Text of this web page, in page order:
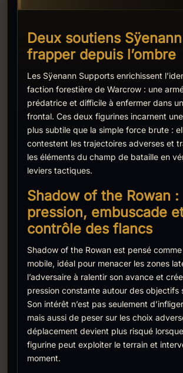
Deux soutiens
frapper depuis l’ombre
Les Sÿenann Supports enrichissent
faction forestière de Warcrow : une
prédatrice et difficile à enfermer dans
frontal. Ces deux figurines incarnent
plus subtile que la simple force brute :
contestent les trajectoires adverses et
les éléments du champ de bataille en
leviers tactiques.
Shadow of the Rowan :
pression, embuscade
contrôle des flancs
Shadow of the Rowan est pensé
mobile, idéal pour menacer les zones
l’adversaire à ralentir son avance et
pression constante autour des objectifs
Son intérêt n’est pas seulement
mais aussi de peser sur les choix
déplacement devient plus risqué
figurine peut exploiter le terrain et
moment.